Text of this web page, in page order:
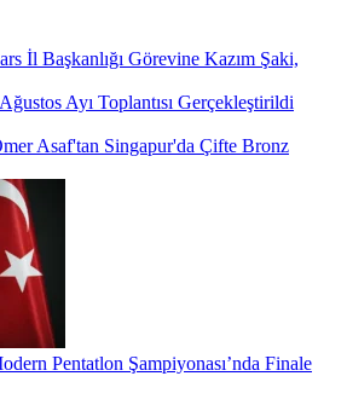
İl Başkanlığı Görevine Kazım Şaki,
Ayı Toplantısı Gerçekleştirildi
Asaf'tan Singapur'da Çifte Bronz
Pentatlon Şampiyonası’nda Finale